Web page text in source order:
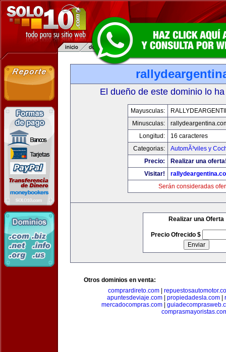
El dueño de este dominio lo
Mayusculas:
Minusculas:
Longitud:
16 caracteres
Categorias:
AutomÃ³viles y
Precio:
Realizar una
Visitar!
Serán consideradas
Realizar una Oferta
Precio Ofrecido $
Otros dominios en venta:
comprardireto.com
apuntesdeviaje.com
propiedadesla.com
mercadocompras.com|